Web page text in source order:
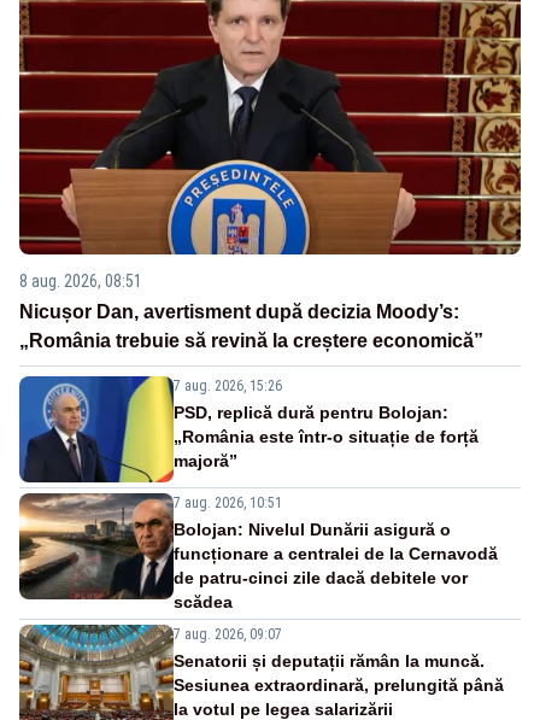
8 aug. 2026, 08:51
Nicușor Dan, avertisment după decizia Moody’s:
„România trebuie să revină la creștere economică”
7 aug. 2026, 15:26
PSD, replică dură pentru Bolojan:
„România este într-o situație de forță
majoră”
7 aug. 2026, 10:51
Bolojan: Nivelul Dunării asigură o
funcționare a centralei de la Cernavodă
de patru-cinci zile dacă debitele vor
scădea
7 aug. 2026, 09:07
Senatorii și deputații rămân la muncă.
Sesiunea extraordinară, prelungită până
la votul pe legea salarizării